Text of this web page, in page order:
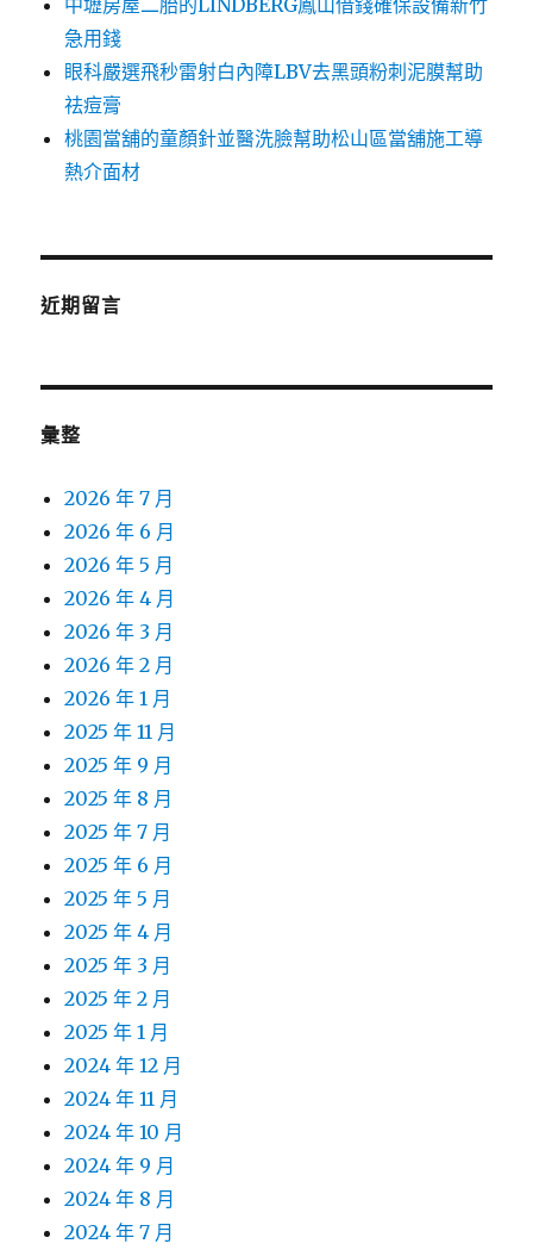
中壢房屋二胎的LINDBERG鳳山借錢確保設備新竹
急用錢
眼科嚴選飛秒雷射白內障LBV去黑頭粉刺泥膜幫助
祛痘膏
桃園當舖的童顏針並醫洗臉幫助松山區當舖施工導
熱介面材
近期留言
彙整
2026 年 7 月
2026 年 6 月
2026 年 5 月
2026 年 4 月
2026 年 3 月
2026 年 2 月
2026 年 1 月
2025 年 11 月
2025 年 9 月
2025 年 8 月
2025 年 7 月
2025 年 6 月
2025 年 5 月
2025 年 4 月
2025 年 3 月
2025 年 2 月
2025 年 1 月
2024 年 12 月
2024 年 11 月
2024 年 10 月
2024 年 9 月
2024 年 8 月
2024 年 7 月